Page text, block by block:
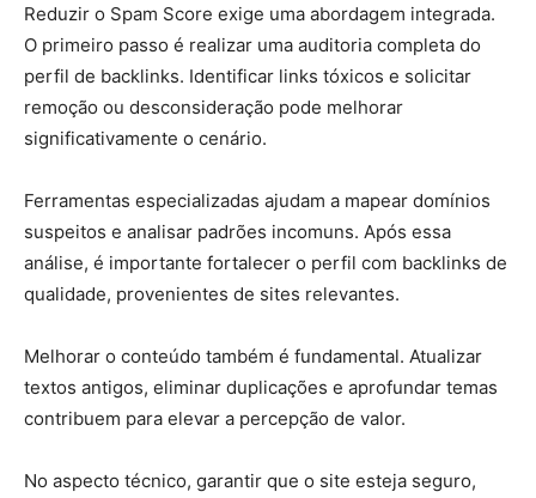
Reduzir o Spam Score exige uma abordagem integrada.
O primeiro passo é realizar uma auditoria completa do
perfil de backlinks. Identificar links tóxicos e solicitar
remoção ou desconsideração pode melhorar
significativamente o cenário.
Ferramentas especializadas ajudam a mapear domínios
suspeitos e analisar padrões incomuns. Após essa
análise, é importante fortalecer o perfil com backlinks de
qualidade, provenientes de sites relevantes.
Melhorar o conteúdo também é fundamental. Atualizar
textos antigos, eliminar duplicações e aprofundar temas
contribuem para elevar a percepção de valor.
No aspecto técnico, garantir que o site esteja seguro,